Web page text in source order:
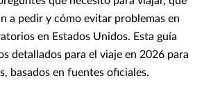
a pedir y cómo evitar problemas en
en Estados Unidos. Esta guía
detallados para el viaje en 2026 para
basados en fuentes oficiales.